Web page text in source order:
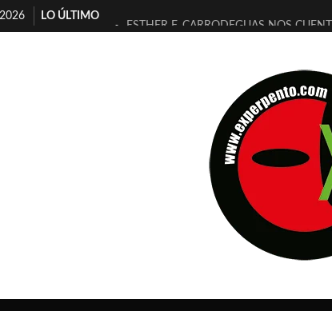
LO ÚLTIMO
ESTHER F. CARRODEGUAS NOS
[ELECTRA JONDA] DE JUAN
TIMBRE 4, LA ESCUELA DEL
30 AÑOS (NO ES NADA) DE LA
MILITARES JUDÍAS EN #EXVITA
D’BALDOMEROS REINVENTAN
MARSHALL FLASH PRESENTA EN
JOFRE BARDAGÍ EN EXVITA